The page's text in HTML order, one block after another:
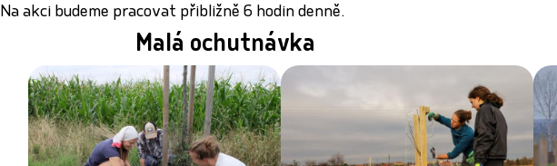
Na akci budeme pracovat přibližně 6 hodin denně.
Malá ochutnávka